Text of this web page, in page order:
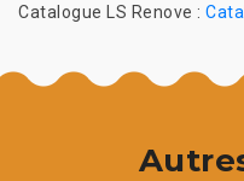
Catalogue LS Renove :